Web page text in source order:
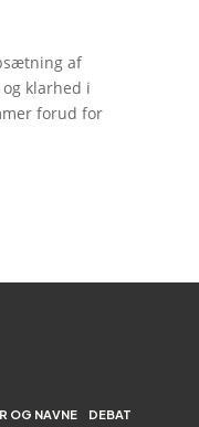
af
og klarhed i
forud for
OG NAVNE DEBAT